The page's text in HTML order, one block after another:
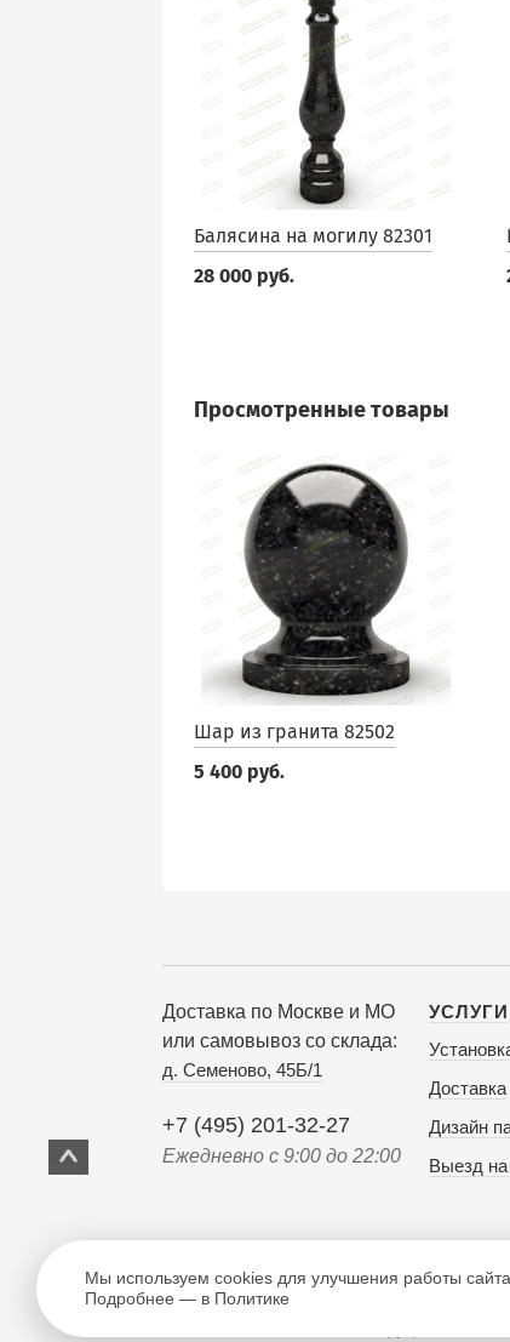
Балясина на могилу 82301
28 000 руб.
Просмотренные товары
Шар из гранита 82502
5 400 руб.
Доставка по Москве и МО
или самовывоз со склада:
д. Семеново, 45Б/1
+7 (495) 201-32-27
Ежедневно с 9:00 до 22:00
УСЛУГИ
Доставка
Дизайн
Выезд
Мы используем cookies для улучшения работы сайта.
Подробнее — в Политике